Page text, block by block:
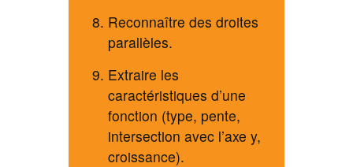
Reconnaître des droites
parallèles.
Extraire les
caractéristiques d’une
fonction (type, pente,
intersection avec l’axe y,
croissance).